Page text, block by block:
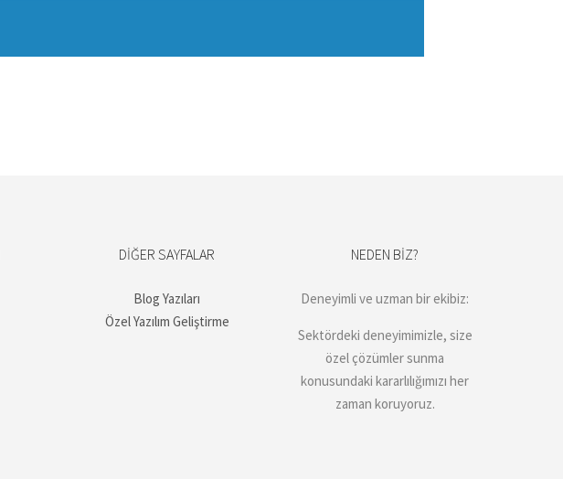
DIĞER SAYFALAR
Blog Yazıları
Özel Yazılım Geliştirme
NEDEN BIZ?
Deneyimli ve uzman bir ekibiz:
Sektördeki deneyimimizle, size
özel çözümler sunma
konusundaki kararlılığımızı her
zaman koruyoruz.